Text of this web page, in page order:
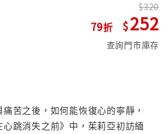
79
320
252
查詢門市庫存
苦之後，如何能恢復心的寧靜，
跳消失之前》中，茱莉亞初訪緬